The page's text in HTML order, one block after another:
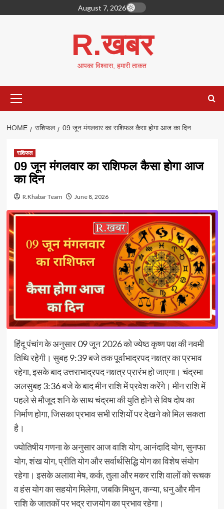
to
August 7, 2026
R.खबर
आपका विश्वास, हमारी ताकत
Menu
HOME राशिफल 09 जून मंगलवार का राशिफल कैसा होगा आज का दिन
राशिफल
09 जून मंगलवार का राशिफल कैसा होगा आज
का दिन
R.Khabar Team June 8, 2026
हिंदू पंचांग के अनुसार 09 जून 2026 को ज्येष्ठ कृष्ण पक्ष की नवमी
तिथि रहेगी। सुबह 9:39 बजे तक पूर्वाभाद्रपद नक्षत्र का प्रभाव
रहेगा, इसके बाद उत्तराभाद्रपद नक्षत्र प्रारंभ हो जाएगा। चंद्रमा
अलसुबह 3:36 बजे के बाद मीन राशि में प्रवेश करेंगे। मीन राशि में
पहले से मौजूद शनि के साथ चंद्रमा की युति होने से विष दोष का
निर्माण होगा, जिसका प्रभाव सभी राशियों पर देखने को मिल सकता
है।
ज्योतिषीय गणना के अनुसार आज वाशि योग, आनंदादि योग, सुनफा
योग, शंख योग, प्रीति योग और सर्वार्थसिद्धि योग का विशेष संयोग
रहेगा। इसके अलावा मेष, कर्क, तुला और मकर राशि वालों को रूचक
व हंस योग का सहयोग मिलेगा, जबकि मिथुन, कन्या, धनु और मीन
राशि के जातकों पर भद्र राजयोग का प्रभाव रहेगा।